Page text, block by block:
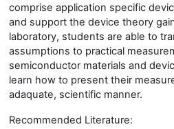
comprise application specific
and support the device theory
laboratory, students are able to
assumptions to practical
semiconductor materials and
learn how to present their
adaquate, scientific manner.
Recommended Literature: